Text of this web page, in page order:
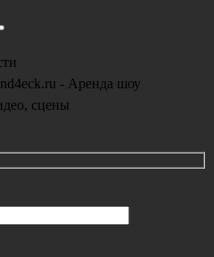
- Аренда шоу
сцены